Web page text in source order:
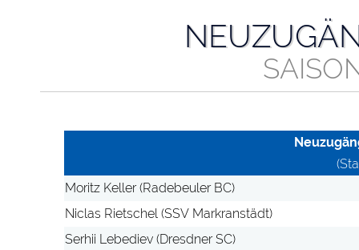
Moritz Keller (Radebeuler BC)
Niclas Rietschel (SSV Markranstädt)
Serhii Lebediev (Dresdner SC)